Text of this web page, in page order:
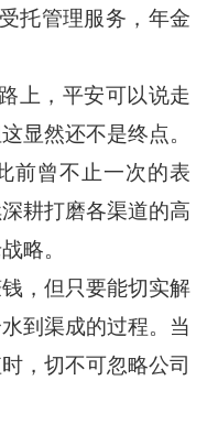
托管理服务，年金
上，平安可以说走
显然还不是终点。
前曾不止一次的表
耕打磨各渠道的高
略。
，但只要能切实解
到渠成的过程。当
，切不可忽略公司